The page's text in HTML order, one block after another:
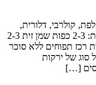
קולרבי, דלורית,
בטטה ברוקולי ועוד. סיר אדוי רוטב לטיבול ירקות: 2-3 כפות שמן זית 2-3
סויה תמרי 2-3 כפות מיץ לימון 2 כפות רכז תפוחים ללא סוכר
סוג של ירקות
[…]